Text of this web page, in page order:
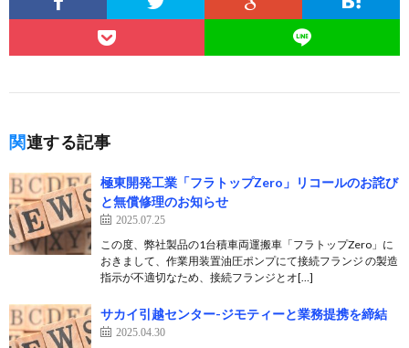
関連する記事
極東開発工業「フラトップZero」リコールのお詫び
と無償修理のお知らせ
2025.07.25
この度、弊社製品の1台積車両運搬車「フラトップZero」に
おきまして、作業用装置油圧ポンプにて接続フランジ の製造
指示が不適切なため、接続フランジとオ[…]
サカイ引越センター-ジモティーと業務提携を締結
2025.04.30